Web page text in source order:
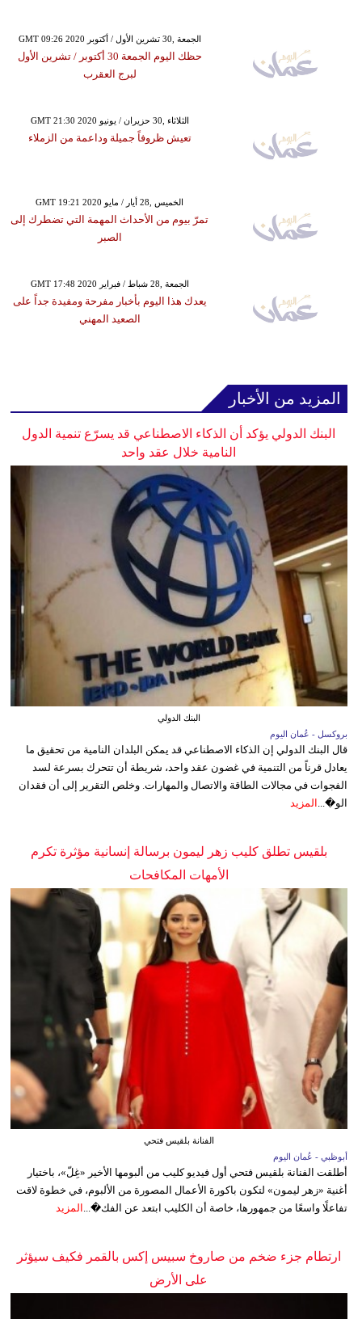
GMT 09:26 2020 الجمعة ,30 تشرين الأول / أكتوبر
حظك اليوم الجمعة 30 أكتوبر / تشرين الأول
لبرج العقرب
GMT 21:30 2020 الثلاثاء ,30 حزيران / يونيو
تعيش ظروفاً جميلة وداعمة من الزملاء
GMT 19:21 2020 الخميس ,28 أيار / مايو
تمرّ بيوم من الأحداث المهمة التي تضطرك إلى
الصبر
GMT 17:48 2020 الجمعة ,28 شباط / فبراير
يعدك هذا اليوم بأخبار مفرحة ومفيدة جداً على
الصعيد المهني
المزيد من الأخبار
البنك الدولي يؤكد أن الذكاء الاصطناعي قد يسرّع تنمية الدول
النامية خلال عقد واحد
البنك الدولي
بروكسل - عُمان اليوم
قال البنك الدولي إن الذكاء الاصطناعي قد يمكن البلدان النامية من تحقيق ما
يعادل قرناً من التنمية في غضون عقد واحد، شريطة أن تتحرك بسرعة لسد
الفجوات في مجالات الطاقة والاتصال والمهارات. وخلص التقرير إلى أن فقدان
الو�... المزيد
بلقيس تطلق كليب زهر ليمون برسالة إنسانية مؤثرة تكرم
الأمهات المكافحات
الفنانة بلقيس فتحي
أبوظبي - عُمان اليوم
أطلقت الفنانة بلقيس فتحي أول فيديو كليب من ألبومها الأخير «غِلّ»، باختيار
أغنية «زهر ليمون» لتكون باكورة الأعمال المصورة من الألبوم، في خطوة لاقت
تفاعلًا واسعًا من جمهورها، خاصة أن الكليب ابتعد عن الفك�...
المزيد
ارتطام جزء ضخم من صاروخ سبيس إكس بالقمر فكيف سيؤثر
على الأرض